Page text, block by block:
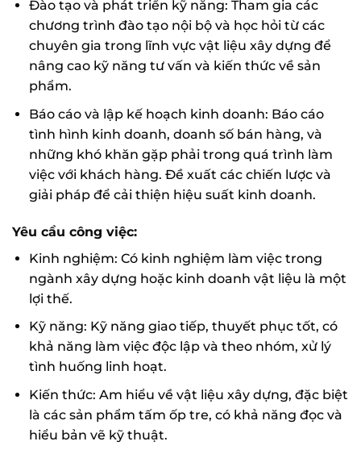
Đào tạo và phát triển kỹ năng: Tham gia các
chương trình đào tạo nội bộ và học hỏi từ các
chuyên gia trong lĩnh vực vật liệu xây dựng để
nâng cao kỹ năng tư vấn và kiến thức về sản
phẩm.
Báo cáo và lập kế hoạch kinh doanh: Báo cáo
tình hình kinh doanh, doanh số bán hàng, và
những khó khăn gặp phải trong quá trình làm
việc với khách hàng. Đề xuất các chiến lược và
giải pháp để cải thiện hiệu suất kinh doanh.
Yêu cầu công việc:
Kinh nghiệm: Có kinh nghiệm làm việc trong
ngành xây dựng hoặc kinh doanh vật liệu là một
lợi thế.
Kỹ năng: Kỹ năng giao tiếp, thuyết phục tốt, có
khả năng làm việc độc lập và theo nhóm, xử lý
tình huống linh hoạt.
Kiến thức: Am hiểu về vật liệu xây dựng, đặc biệt
là các sản phẩm tấm ốp tre, có khả năng đọc và
hiểu bản vẽ kỹ thuật.